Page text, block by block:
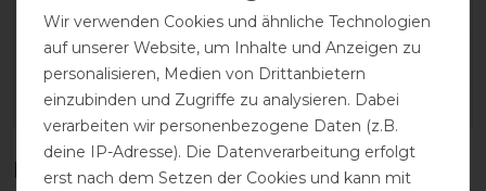
Varianten-ID:138625
SKU: 10872-tobacco-50cm
EAN:7630001528475
Kundenrezensionen (0)
Wir verwenden Cookies und ähnliche Technologien
auf unserer Website, um Inhalte und Anzeigen zu
personalisieren, Medien von Drittanbietern
einzubinden und Zugriffe zu analysieren. Dabei
verarbeiten wir personenbezogene Daten (z.B.
deine IP-Adresse). Die Datenverarbeitung erfolgt
erst nach dem Setzen der Cookies und kann mit